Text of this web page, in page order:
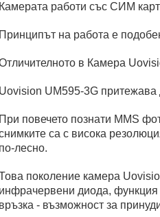
работи със СИМ
на работа е
в Камера
UM595-3G притежава
повечето познати MMS
са с висока
лесно.
поколение камера
диода, функция
- възможност за